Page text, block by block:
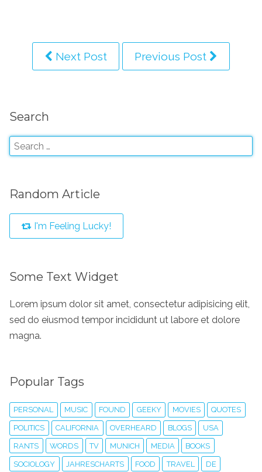
Next Post Previous Post
Search
Random Article
I'm Feeling Lucky!
Some Text Widget
Lorem ipsum dolor sit amet, consectetur adipisicing elit,
sed do eiusmod tempor incididunt ut labore et dolore
magna.
Popular Tags
PERSONAL MUSIC FOUND GEEKY MOVIES QUOTES
POLITICS CALIFORNIA OVERHEARD BLOGS USA
RANTS WORDS TV MUNICH MEDIA BOOKS
SOCIOLOGY JAHRESCHARTS FOOD TRAVEL DE